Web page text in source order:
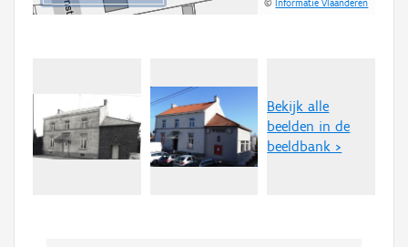
©Informatie Vlaanderen
Bekijk alle
beelden in de
beeldbank >